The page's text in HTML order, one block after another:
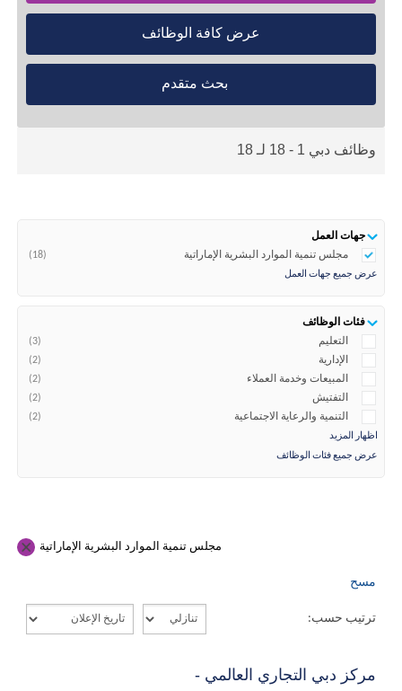
عرض كافة الوظائف
بحث متقدم
وظائف دبي 1 - 18 لـ 18
جهات العمل
مجلس تنمية الموارد البشرية الإماراتية
(18)
عرض جميع جهات العمل
فئات الوظائف
التعليم
(3)
الإدارية
(2)
المبيعات وخدمة العملاء
(2)
التفتيش
(2)
​التنمية والرعاية الاجتماعية
(2)
اظهار المزيد
عرض جميع فئات الوظائف
مجلس تنمية الموارد البشرية الإماراتية
مسح
ترتيب حسب:
مركز دبي التجاري العالمي -